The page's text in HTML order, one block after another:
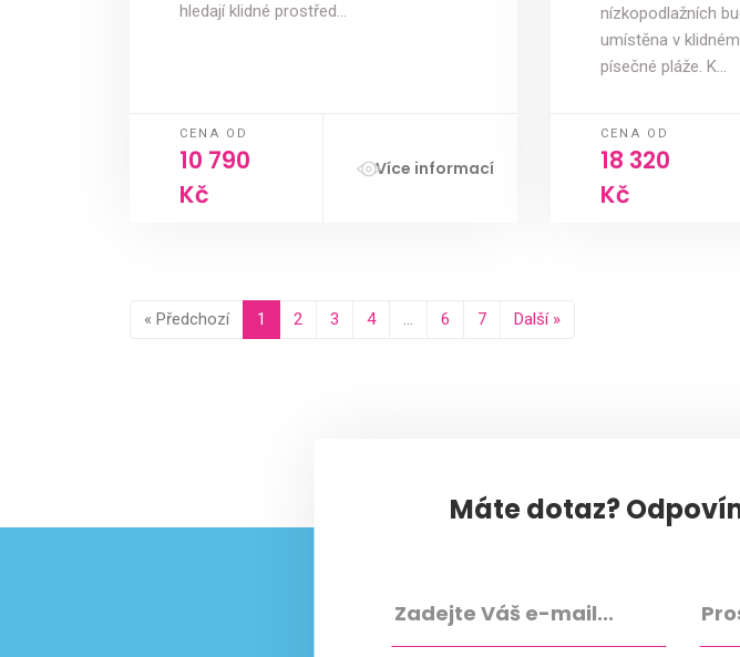
hledají klidné prostřed…
CENA OD
10 790
Kč
Více informací
nízkopodlažních
umístěna v
písečné pláže. K…
CENA OD
18 320
Kč
« Předchozí 1 2 3 4 … 6 7 Další »
Máte dotaz?